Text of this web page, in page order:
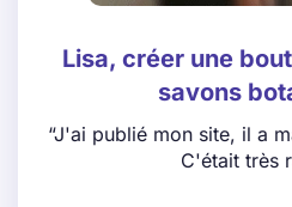
Lisa, créer une
savons
“J'ai publié mon site, il a
C'était très